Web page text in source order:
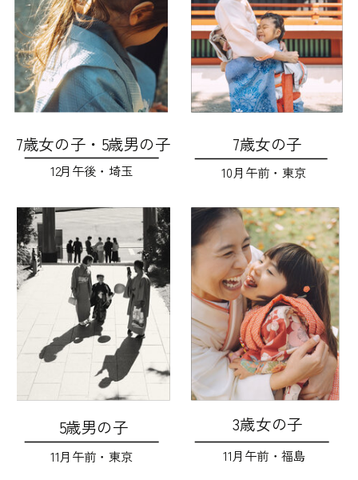
11月午前・福島
11月午前・東京
10月午前・東京
7歳女の子
5歳男の子 3歳女の子
7歳女の子・5歳男の子
12月午後・埼玉